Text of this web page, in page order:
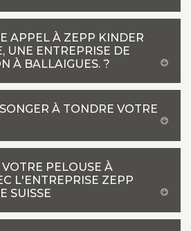
APPEL À ZEPP KINDER
UNE ENTREPRISE DE
À BALLAIGUES. ?
À TONDRE VOTRE
VOTRE PELOUSE À
L'ENTREPRISE ZEPP
SUISSE